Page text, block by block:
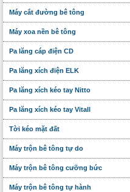
Máy cắt đường bê tông
Máy xoa nền bê tông
Pa lăng cáp điện CD
Pa lăng xích điện ELK
Pa lăng xích kéo tay Nitto
Pa lăng xích kéo tay Vitall
Tời kéo mặt đất
Máy trộn bê tông tự do
Máy trộn bê tông cưỡng bức
Máy trộn bê tông tự hành